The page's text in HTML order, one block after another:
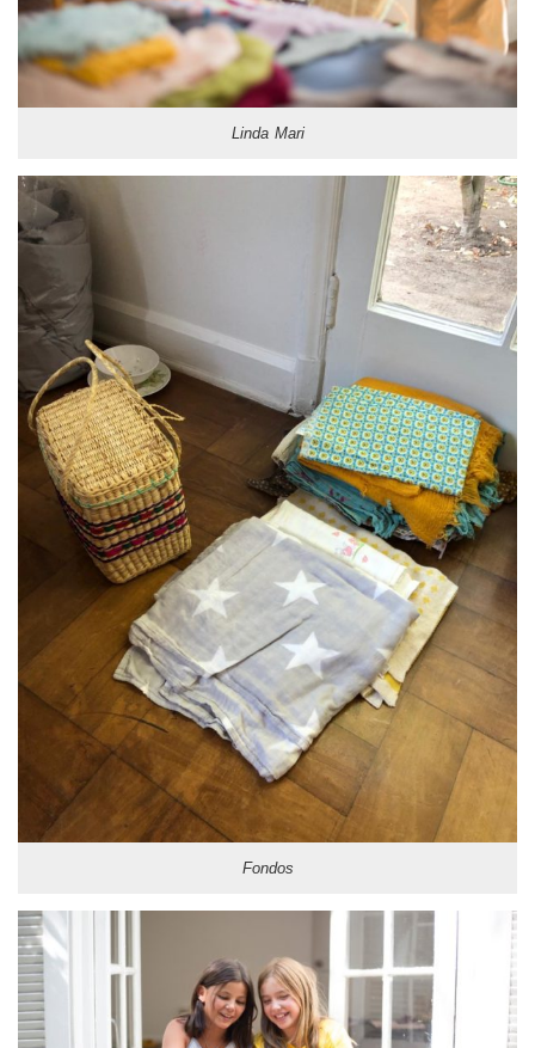
Linda Mari
Fondos